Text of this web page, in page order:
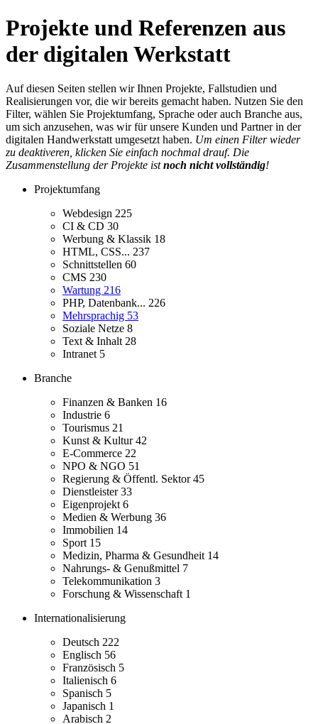
Projekte und Referenzen aus
der digitalen Werkstatt
Auf diesen Seiten stellen wir Ihnen Projekte, Fallstudien und
Realisierungen vor, die wir bereits gemacht haben. Nutzen Sie den
Filter, wählen Sie Projektumfang, Sprache oder auch Branche aus,
um sich anzusehen, was wir für unsere Kunden und Partner in der
digitalen Handwerkstatt umgesetzt haben. Um einen Filter wieder
zu deaktiveren, klicken Sie einfach nochmal drauf. Die
Zusammenstellung der Projekte istnoch nicht vollständig!
Projektumfang
Webdesign 225
CI & CD 30
Werbung & Klassik 18
HTML, CSS... 237
Schnittstellen 60
CMS 230
Wartung 216
PHP, Datenbank... 226
Mehrsprachig 53
Soziale Netze 8
Text & Inhalt 28
Intranet 5
Branche
Finanzen & Banken 16
Industrie 6
Tourismus 21
Kunst & Kultur42
E-Commerce 22
NPO & NGO 51
Regierung & Öffentl. Sektor45
Dienstleister33
Eigenprojekt 6
Medien & Werbung 36
Immobilien 14
Sport 15
Medizin, Pharma & Gesundheit 14
Nahrungs- & Genußmittel 7
Telekommunikation 3
Forschung & Wissenschaft 1
Internationalisierung
Deutsch 222
Englisch 56
Französisch 5
Italienisch 6
Spanisch 5
Japanisch 1
Arabisch 2